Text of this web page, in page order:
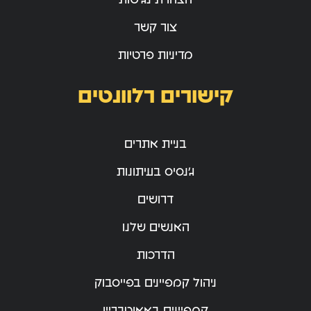
צור קשר
מדיניות פרטיות
קישורים רלוונטים
בניית אתרים
ג’נסיס בעיתונות
דרושים
האנשים שלנו
הדרכות
ניהול קמפיינים בפייסבוק